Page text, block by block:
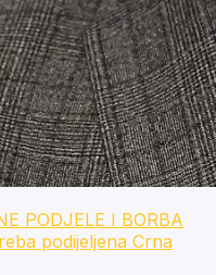
PODJELE I BORBA
podijeljena Crna